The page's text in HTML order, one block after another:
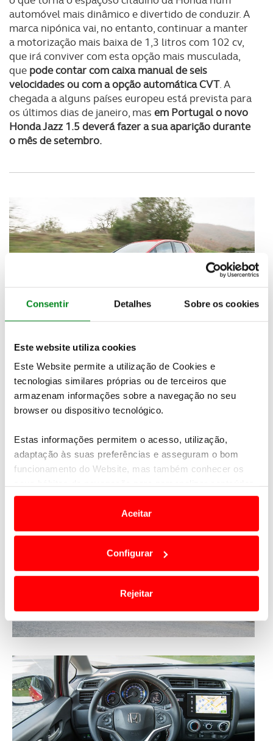
Consentir Detalhes Sobre os cookies
Este website utiliza cookies
Este Website permite a utilização de Cookies e
tecnologias similares próprias ou de terceiros que
armazenam informações sobre a navegação no seu
browser ou dispositivo tecnológico.
Estas informações permitem o acesso, utilização,
adaptação às suas preferências e asseguram o bom
funcionamento do Website, mas também conhecer os
e anúncios de modo a promover produtos e/ou serviços.
Em alguns casos, a utilização destas tecnologias
termos e a todo o tempo as suas preferências e limitando
o acesso a informações durante a navegação no
personalizar conteúdos e anúncios, para lhe proporcionar
analisar dados de navegação no nosso website.
Adicionalmente partilhamos informação, relativa à sua
utilização do nosso site de publicidade e de análise, com
parceiros e organizações na UE e em países terceiros.
Aceitar
Configurar
Rejeitar
automóvel mais dinâmico e divertido de conduzir. A
marca nipónica vai, no entanto, continuar a manter
a motorização mais baixa de 1,3 litros com 102 cv,
que irá conviver com esta opção mais musculada,
que pode contar com caixa manual de seis
velocidades ou com a opção automática CVT. A
chegada a alguns países europeu está prevista para
os últimos dias de janeiro, mas em Portugal o novo
Honda Jazz 1.5 deverá fazer a sua aparição durante
o mês de setembro.